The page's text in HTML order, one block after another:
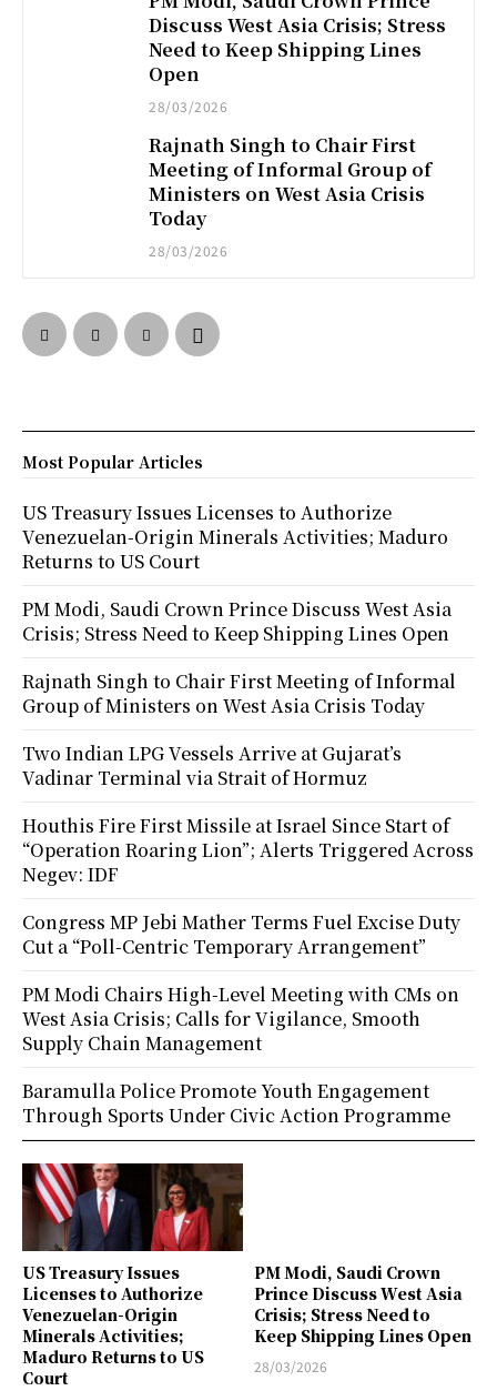
Discuss West Asia Crisis; Stress
Need to Keep Shipping Lines
Open
28/03/2026
Rajnath Singh to Chair First
Meeting of Informal Group of
Ministers on West Asia Crisis
Today
28/03/2026
US Treasury Issues
Licenses to Authorize
Venezuelan-Origin
Minerals Activities;
Maduro Returns to US
Court
PM Modi, Saudi Crown
Prince Discuss West Asia
Crisis; Stress Need to
Keep Shipping Lines Open
28/03/2026
Most Popular Articles
US Treasury Issues Licenses to Authorize
Venezuelan-Origin Minerals Activities; Maduro
Returns to US Court
PM Modi, Saudi Crown Prince Discuss West Asia
Crisis; Stress Need to Keep Shipping Lines Open
Rajnath Singh to Chair First Meeting of Informal
Group of Ministers on West Asia Crisis Today
Two Indian LPG Vessels Arrive at Gujarat’s
Vadinar Terminal via Strait of Hormuz
Houthis Fire First Missile at Israel Since Start of
“Operation Roaring Lion”; Alerts Triggered Across
Negev: IDF
Congress MP Jebi Mather Terms Fuel Excise Duty
Cut a “Poll-Centric Temporary Arrangement”
PM Modi Chairs High-Level Meeting with CMs on
West Asia Crisis; Calls for Vigilance, Smooth
Supply Chain Management
Baramulla Police Promote Youth Engagement
Through Sports Under Civic Action Programme